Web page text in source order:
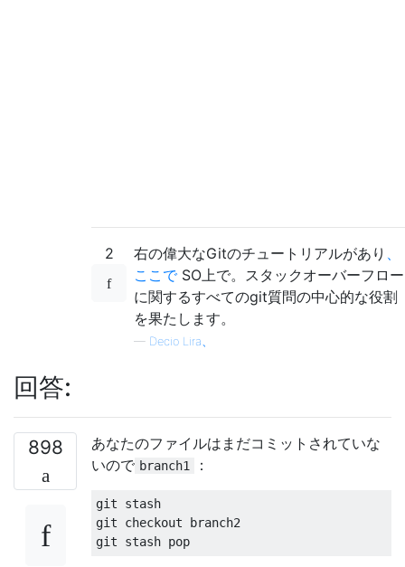
2 右の偉大なGitのチュートリアルがあり
ここでSO上で。スタックオーバーフロー
に関するすべてのgit質問の中心的な役割
を果たします。
— Decio Lira、
回答:
898
あなたのファイルはまだコミットされていな
いので branch1 ：
git stash
git checkout branch2